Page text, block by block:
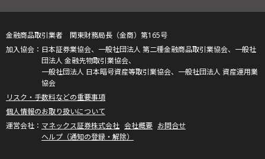
金融商品取引業者 関東財務局長（金商）第165号
日本証券業協会、一般社団法人 第二種金融商品取引業協会、一般社
団法人 金融先物取引業協会、
一般社団法人 日本暗号資産等取引業協会、一般社団法人 資産運用業
協会
リスク・手数料などの重要事項
個人情報のお取り扱いについて
マネックス証券株式会社 会社概要 お問合せ
ヘルプ（通知の登録・解除）